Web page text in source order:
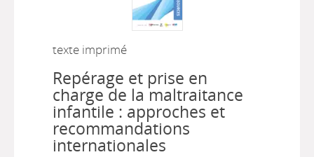
texte imprimé
Repérage et prise en
charge de la maltraitance
infantile : approches et
recommandations
internationales